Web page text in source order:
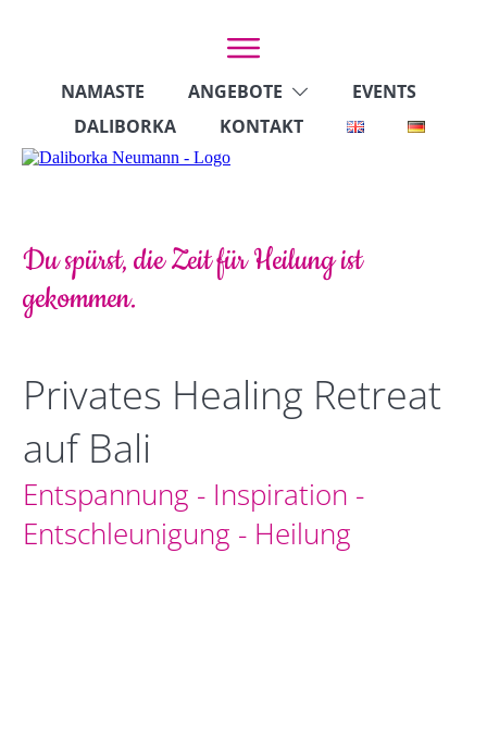
NAMASTE ANGEBOTE
EVENTS
DALIBORKA
KONTAKT
Du spürst, die Zeit für Heilung ist
gekommen.
Privates Healing Retreat
auf Bali
Entspannung - Inspiration -
Entschleunigung - Heilung